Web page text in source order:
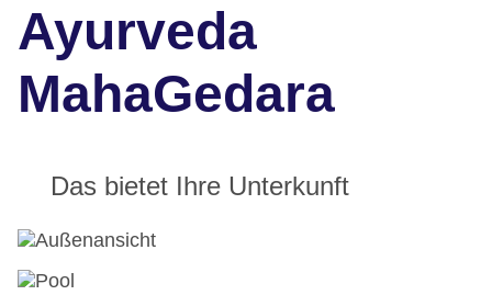
Ayurveda
MahaGedara
Das bietet Ihre Unterkunft